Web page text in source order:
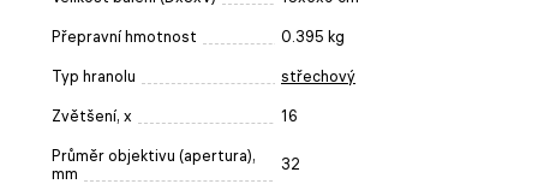
Přepravní hmotnost 0.395 kg
Typ hranolu střechový
Zvětšení, x 16
Průměr objektivu (apertura),
mm
32